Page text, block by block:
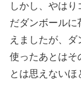
しかし、やは
だダンボールに
えましたが、ダ
使ったあとはそ
とは思えないほ